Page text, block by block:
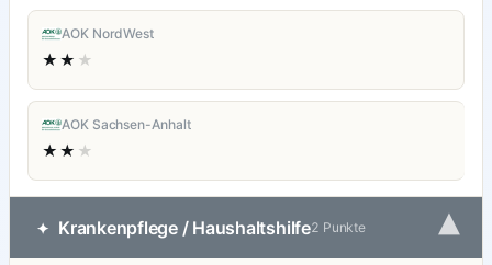
AOK NordWest
★★ ★
AOK Sachsen-Anhalt
★★ ★
✦ Krankenpflege / Haushaltshilfe2 Punkte ▾